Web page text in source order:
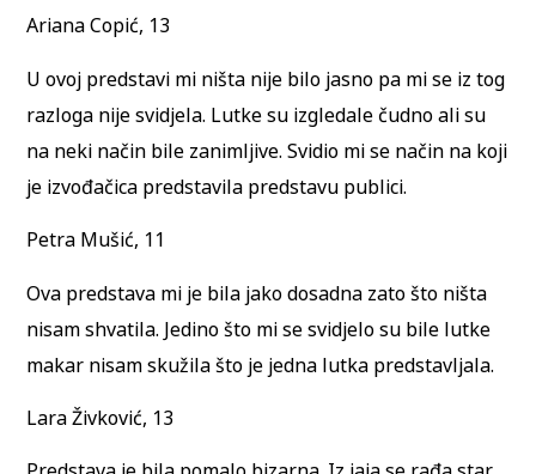
Ariana Copić, 13
U ovoj predstavi mi ništa nije bilo jasno pa mi se iz tog
razloga nije svidjela. Lutke su izgledale čudno ali su
na neki način bile zanimljive. Svidio mi se način na koji
je izvođačica predstavila predstavu publici.
Petra Mušić, 11
Ova predstava mi je bila jako dosadna zato što ništa
nisam shvatila. Jedino što mi se svidjelo su bile lutke
makar nisam skužila što je jedna lutka predstavljala.
Lara Živković, 13